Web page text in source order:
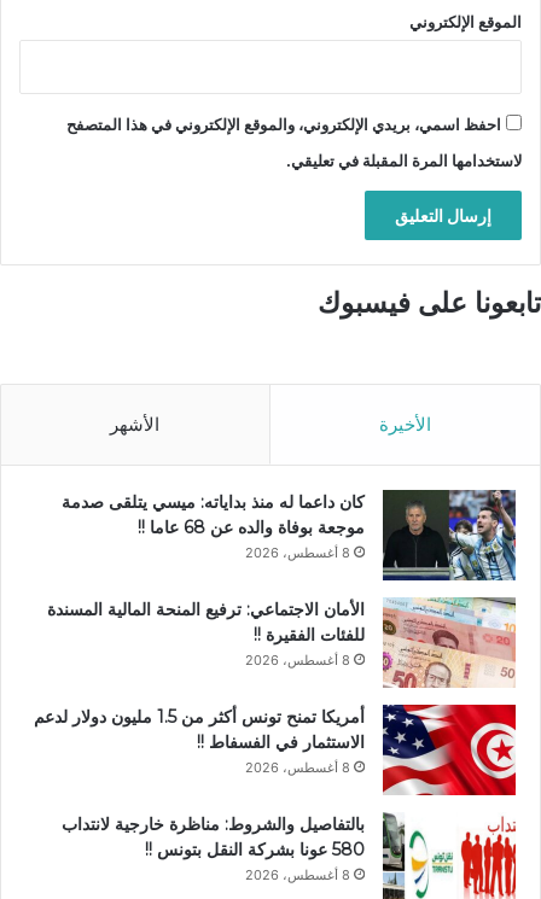
الموقع الإلكتروني
احفظ اسمي، بريدي الإلكتروني، والموقع الإلكتروني في هذا المتصفح
لاستخدامها المرة المقبلة في تعليقي.
تابعونا على فيسبوك
الأخيرة الأشهر
كان داعما له منذ بداياته: ميسي يتلقى صدمة
موجعة بوفاة والده عن 68 عاما !!
8 أغسطس، 2026
الأمان الاجتماعي: ترفيع المنحة المالية المسندة
للفئات الفقيرة !!
8 أغسطس، 2026
أمريكا تمنح تونس أكثر من 1.5 مليون دولار لدعم
الاستثمار في الفسفاط !!
8 أغسطس، 2026
بالتفاصيل والشروط: مناظرة خارجية لانتداب
580 عونا بشركة النقل بتونس !!
8 أغسطس، 2026